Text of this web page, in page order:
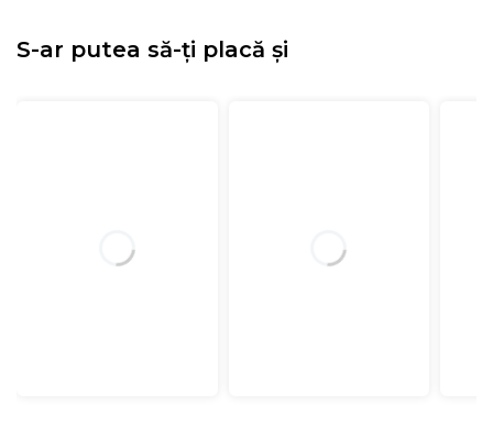
S-ar putea să-ți placă și